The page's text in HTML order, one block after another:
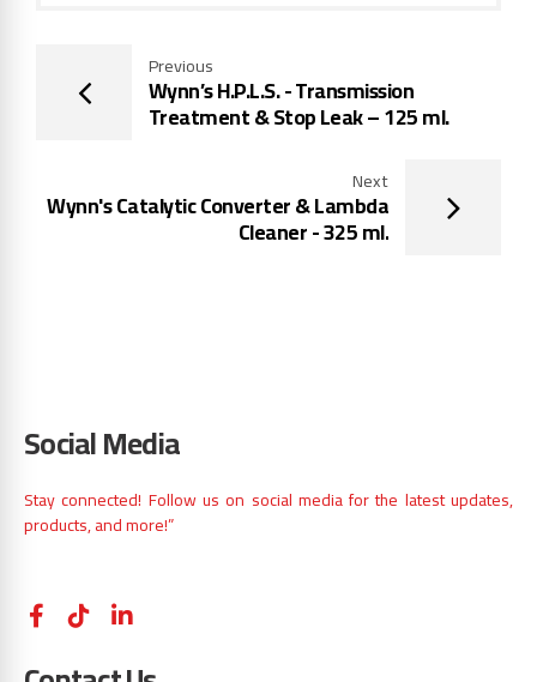
Previous
Wynn’s H.P.L.S. - Transmission
Treatment & Stop Leak – 125 ml.
Next
Wynn's Catalytic Converter & Lambda
Cleaner - 325 ml.
Social Media
Stay connected! Follow us on social media for the latest updates,
products, and more!”